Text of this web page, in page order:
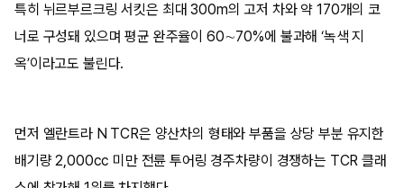
특히 뉘르부르크링 서킷은 최대 300m의 고저 차와 약 170개의 코
너로 구성돼 있으며 평균 완주율이 60∼70%에 불과해 ‘녹색 지
옥’이라고도 불린다.
먼저 엘란트라 N TCR은 양산차의 형태와 부품을 상당 부분 유지한
배기량 2,000cc 미만 전륜 투어링 경주차량이 경쟁하는 TCR 클래